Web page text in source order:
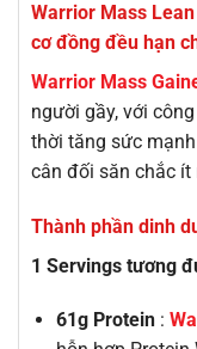
Warrior Mass
cơ đồng đều hạn
Warrior Mass
người gầy, với
thời tăng sức
cân đối săn chắc ít
Thành phần dinh
1 Servings tương
61g Protein: